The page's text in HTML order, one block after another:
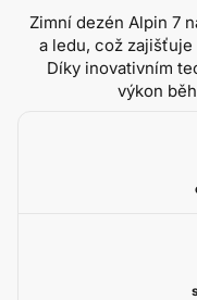
Zimní dezén Alpin 7
a ledu, což
Díky inovativním
výkon